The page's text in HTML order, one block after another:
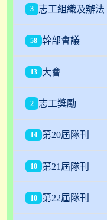
3 志工組織及辦法
58 幹部會議
13 大會
2 志工獎勵
14 第20屆隊刊
10 第21屆隊刊
10 第22屆隊刊